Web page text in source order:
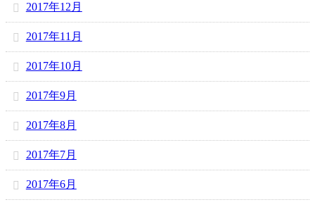
2017年12月
2017年11月
2017年10月
2017年9月
2017年8月
2017年7月
2017年6月